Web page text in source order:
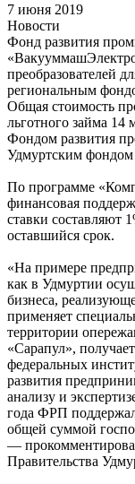
7 июня 2019
Новости
Фонд развития
преобразователей
региональным
Общая стоимость
льготного займа
Фондом развития
Удмуртским фондом
По программе
финансовая
ставки составляют
оставшийся срок.
«На примере
как в Удмуртии
бизнеса,
применяет
территории
«Сарапул»,
федеральных
развития
анализу и
года ФРП
общей суммой
—
Правительства